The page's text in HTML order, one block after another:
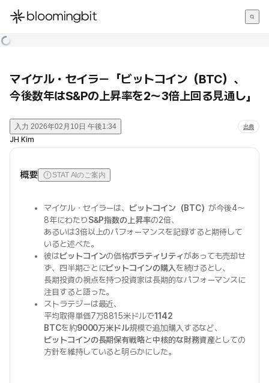
한국어
マイケル・セイラー「ビットコイン（BTC）、
今後数年はS&Pの上昇率を2〜3倍上回る見通し」
入力 2026年02月10日 午後1:34 出典
JH Kim
概要 STAT AIのご案内
マイケル・セイラーは、 ビットコイン（BTC）が今後4〜
8年にわたりS&P指数の上昇率の2倍、
あるいは3倍以上のパフォーマンスを記録すると期待して
いると述べた。
彼はビットコインの価格ボラティリティがあっても売却せ
ず、四半期ごとにビットコインの購入を続けるとし、
長期投資の視点を持つ投資家は長期的なパフォーマンスに
注目すると語った。
ストラテジーは最近、
平均取得単価7万8815米ドルで1142
BTCを約9000万米ドル規模で追加購入するなど、
ビットコインの長期保有戦略と中核的な財務資産としての
方針を維持していると明らかにした。